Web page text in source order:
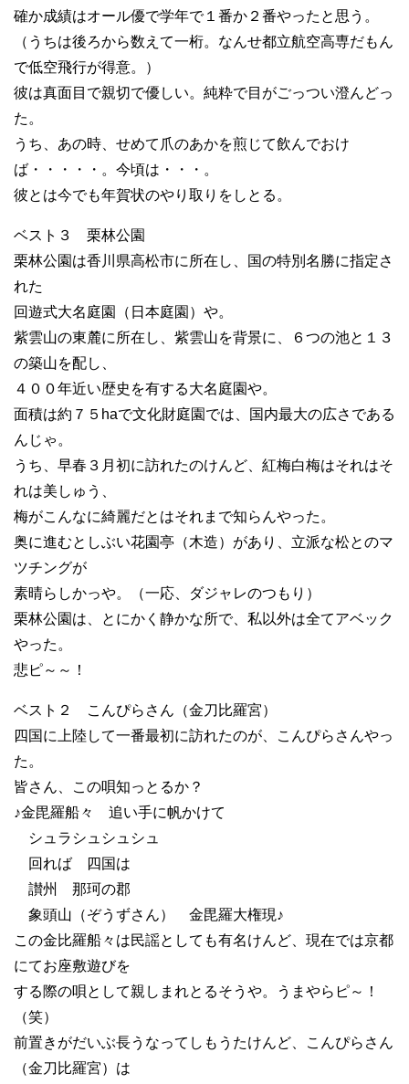
確か成績はオール優で学年で１番か２番やったと思う。
（うちは後ろから数えて一桁。なんせ都立航空高専だもん
で低空飛行が得意。）
彼は真面目で親切で優しい。純粋で目がごっつい澄んどっ
た。
うち、あの時、せめて爪のあかを煎じて飲んでおけ
ば・・・・・。今頃は・・・。
彼とは今でも年賀状のやり取りをしとる。
ベスト３ 栗林公園
栗林公園は香川県高松市に所在し、国の特別名勝に指定さ
れた
回遊式大名庭園（日本庭園）や。
紫雲山の東麓に所在し、紫雲山を背景に、６つの池と１３
の築山を配し、
４００年近い歴史を有する大名庭園や。
面積は約７５haで文化財庭園では、国内最大の広さである
んじゃ。
うち、早春３月初に訪れたのけんど、紅梅白梅はそれはそ
れは美しゅう、
梅がこんなに綺麗だとはそれまで知らんやった。
奥に進むとしぶい花園亭（木造）があり、立派な松とのマ
ツチングが
素晴らしかっや。（一応、ダジャレのつもり）
栗林公園は、とにかく静かな所で、私以外は全てアベック
やった。
悲ピ～～！
ベスト２ こんぴらさん（金刀比羅宮）
四国に上陸して一番最初に訪れたのが、こんぴらさんやっ
た。
皆さん、この唄知っとるか？
♪金毘羅船々 追い手に帆かけて
シュラシュシュシュ
回れば 四国は
讃州 那珂の郡
象頭山（ぞうずさん） 金毘羅大権現♪
この金比羅船々は民謡としても有名けんど、現在では京都
にてお座敷遊びを
する際の唄として親しまれとるそうや。うまやらピ～！
（笑）
前置きがだいぶ長うなってしもうたけんど、こんぴらさん
（金刀比羅宮）は